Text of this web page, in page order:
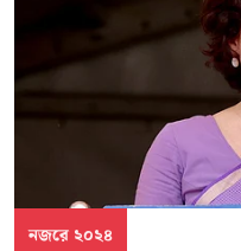
নজরে ২০২৪